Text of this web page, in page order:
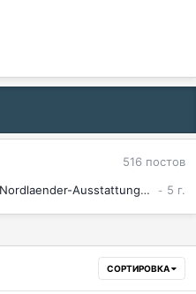
516 постов
Сбор на перевод мода Nordlaender-Ausstattung - Extended Edition
СОРТИРОВКА